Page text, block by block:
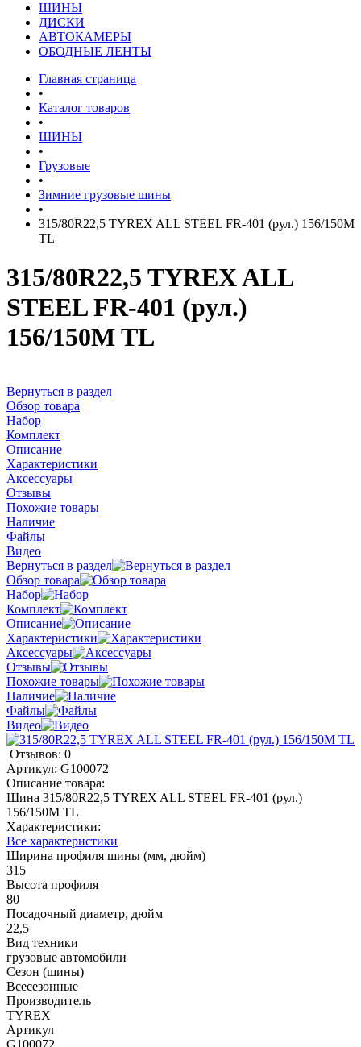
ШИНЫ
ДИСКИ
АВТОКАМЕРЫ
ОБОДНЫЕ ЛЕНТЫ
Главная страница
•
Каталог товаров
•
ШИНЫ
•
Грузовые
•
Зимние грузовые шины
•
315/80R22,5 TYREX ALL STEEL FR-401 (рул.) 156/150M
TL
315/80R22,5 TYREX ALL
STEEL FR-401 (рул.)
156/150M TL
Вернуться в раздел
Обзор товара
Набор
Комплект
Описание
Характеристики
Аксессуары
Отзывы
Похожие товары
Наличие
Файлы
Видео
Вернуться в раздел
Обзор товара
Набор
Комплект
Описание
Характеристики
Аксессуары
Отзывы
Похожие товары
Наличие
Файлы
Видео
Отзывов: 0
Артикул: G100072
Описание товара:
Шина 315/80R22,5 TYREX ALL STEEL FR-401 (рул.)
156/150M TL
Характеристики:
Все характеристики
Ширина профиля шины (мм, дюйм)
315
Высота профиля
80
Посадочный диаметр, дюйм
22,5
Вид техники
грузовые автомобили
Сезон (шины)
Всесезонные
Производитель
TYREX
Артикул
G100072